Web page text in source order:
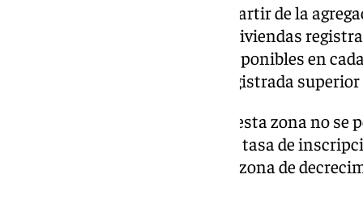
En concreto, ésta se obtiene a partir de la
por una tasa de inscripción de viviendas
total de viviendas familiares disponibles en
presión turística residencial registrada superior
De este modo, en los barrios de esta zona no
viviendas turísticas, en tanto la tasa de
decaiga de dicho porcentaje. La zona de